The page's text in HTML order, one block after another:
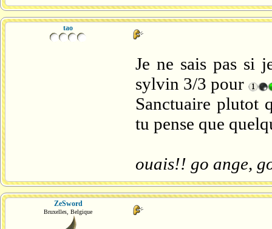
tao
Je ne sais pas si
sylvin 3/3 pour
Sanctuaire plutot
tu pense que
ouais!! go ange,
ZeSword
Bruxelles, Belgique